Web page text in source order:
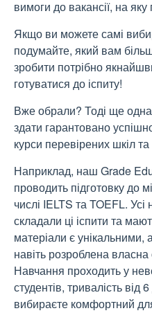
вимоги до вакансії, на
Якщо ви можете самі
подумайте, який вам
зробити потрібно
готуватися до іспиту!
Вже обрали? Тоді ще
здати гарантовано
курси перевірених шкіл
Наприклад, наш Grade
проводить підготовку до
числі IELTS та TOEFL. Усі
складали ці іспити та
матеріали є унікальними,
навіть розроблена
Навчання проходить у
студентів, тривалість від
вибираєте комфортний